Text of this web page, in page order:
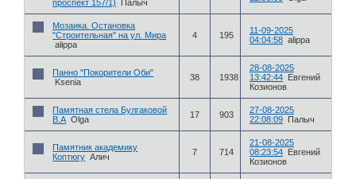
проспект 157/1)
Палыч
Мозаика. Остановка
"Строительная" на ул. Мира
alippa
4 195
11-09-2025
04:04:58 alippa
Панно "Покорители Оби"
Ksenia
38 1938
28-08-2025
13:42:44 Евгений
Козионов
Памятная стела Булгаковой
В.А Olga 17 903
27-08-2025
22:08:09 Палыч
Памятник академику
Коптюгу Алич 7 714
21-08-2025
08:23:54 Евгений
Козионов